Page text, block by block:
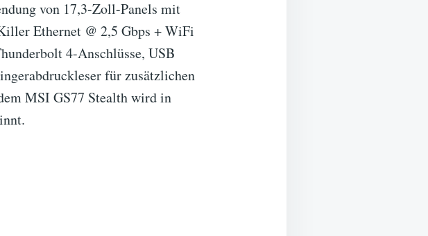
von 17,3-Zoll-Panels mit
Ethernet @ 2,5 Gbps + WiFi
4-Anschlüsse, USB
für zusätzlichen
MSI GS77 Stealth wird in